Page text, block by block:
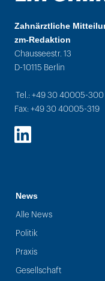
Zahnärztliche
zm-Redaktion
Chausseestr. 13
D-10115 Berlin
Tel.: +49 30 40005-300
Fax: +49 30 40005-319
LinkedIn
News
Alle News
Politik
Praxis
Gesellschaft